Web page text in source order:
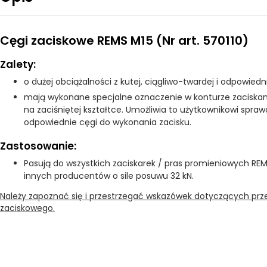
Cęgi zaciskowe REMS M15 (Nr art. 570110)
Zalety:
o dużej obciążalności z kutej, ciągliwo-twardej i
mają wykonane specjalne oznaczenie w konturze
na zaciśniętej kształtce. Umożliwia to użytkownikowi
odpowiednie cęgi do wykonania zacisku.
Zastosowanie:
Pasują do wszystkich zaciskarek / pras promieniowych
innych producentów o sile posuwu 32 kN.
Należy zapoznać się i przestrzegać wskazówek dotyczących
zaciskowego.